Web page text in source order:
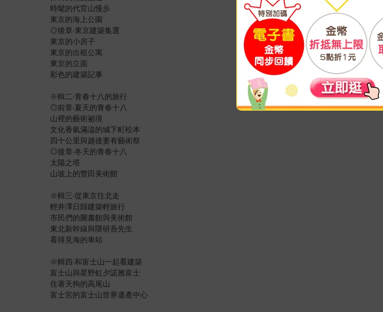
時髦的代官山慢步
東京的海上公園
◎後章‧東京建築集選
東京的小房子
東京的出租公寓
東京的立面
彩色的建築記事
※輯二‧青春十八的旅行
◎前章‧夏天的青春十八
山裡的藝術祕境
文化香氣滿溢的城下町松本
四十公里與越後妻有藝術祭
◎後章‧冬天的青春十八
太陽之塔
山坡上的豐田美術館
※輯三‧從東京往北走
輕井澤日歸建築輕旅行
市民們的圖書館與美術館
東北新幹線與隈研吾先生
看得見海的車站
※輯四‧和富士山一起看建築
富士山與星野虹夕諾雅富士
住著天狗的高尾山
富士宮的富士山世界遺產中心